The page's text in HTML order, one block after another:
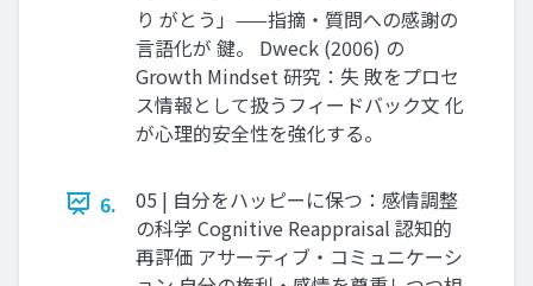
り がとう」——指摘・質問への感謝の
言語化が 鍵。 Dweck (2006) の
Growth Mindset 研究：失 敗をプロセ
ス情報として扱うフィードバック文 化
が心理的安全性を強化する。
6.
05 | 自分をハッピーに保つ：感情調整
の科学 Cognitive Reappraisal 認知的
再評価 アサーティブ・コミュニケーシ